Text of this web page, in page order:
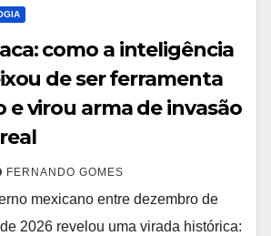
como a inteligência
de ser ferramenta
e virou arma de invasão
FERNANDO GOMES
mexicano entre dezembro de
2026 revelou uma virada histórica: